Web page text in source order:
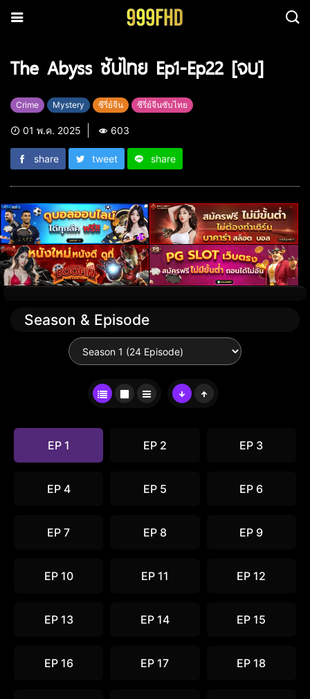
The Abyss ซับไทย Ep1-Ep22 [จบ]
Crime Mystery ซีรี่ย์จีน ซีรี่ย์จีนซับไทย
01 พ.ค. 2025 603
share tweet share
Season & Episode
EP 1 EP 2 EP 3
EP 4 EP 5 EP 6
EP 7 EP 8 EP 9
EP 10 EP 11 EP 12
EP 13 EP 14 EP 15
EP 16 EP 17 EP 18